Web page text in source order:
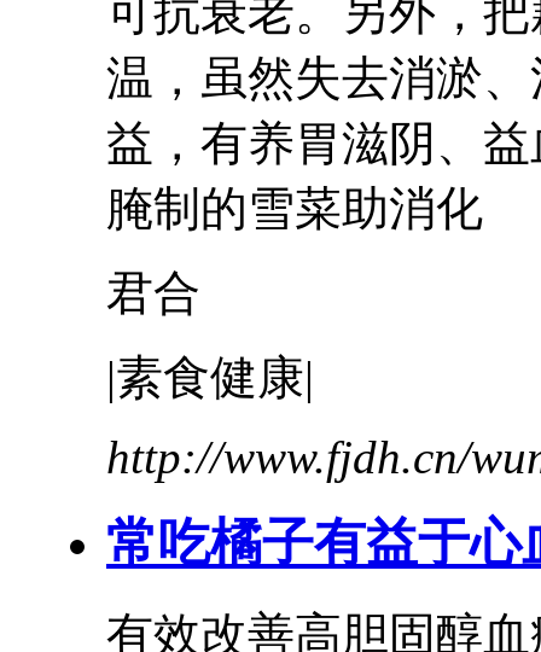
可抗衰老。另外，
温，虽然失去消淤
益 ，有养胃滋阴
腌制的雪菜助消
君合
|素食健康|
http://www.fjdh.cn/
常吃橘子有益于心
有效改善高胆固醇